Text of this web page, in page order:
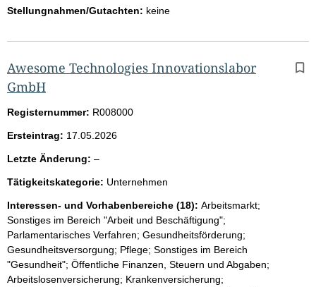
Stellungnahmen/Gutachten: keine
Awesome Technologies Innovationslabor
GmbH
Registernummer: R008000
Ersteintrag: 17.05.2026
Letzte Änderung: –l
e
r
Tätigkeitskategorie: Unternehmen
Interessen- und Vorhabenbereiche (18): Arbeitsmarkt;
Sonstiges im Bereich "Arbeit und Beschäftigung";
Parlamentarisches Verfahren; Gesundheitsförderung;
Gesundheitsversorgung; Pflege; Sonstiges im Bereich
"Gesundheit"; Öffentliche Finanzen, Steuern und Abgaben;
Arbeitslosenversicherung; Krankenversicherung;